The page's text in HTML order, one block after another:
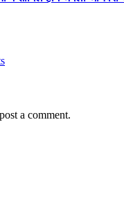
a comment.